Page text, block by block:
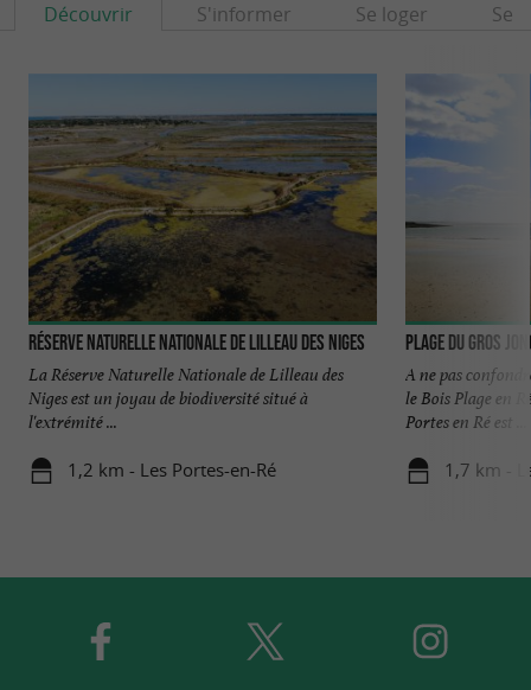
Découvrir S'informer Se loger Se
Réserve Naturelle Nationale de Lilleau des Niges
La Réserve Naturelle Nationale de Lilleau des
Niges est un joyau de biodiversité situé à
l'extrémité ...
1,2 km - Les Portes-en-Ré
Plage du Gros
A ne pas
le Bois Plage en
Portes en Ré est ...
1,7 km -